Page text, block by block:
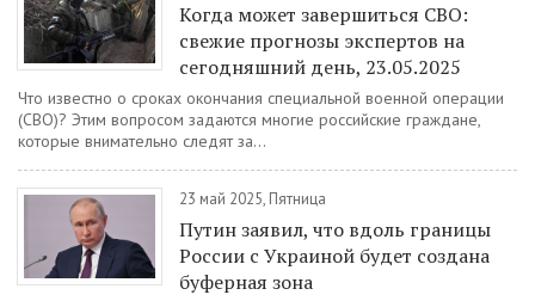
Когда может завершиться СВО:
свежие прогнозы экспертов на
сегодняшний день, 23.05.2025
Что известно о сроках окончания специальной военной операции
(СВО)? Этим вопросом задаются многие российские граждане,
которые внимательно следят за...
23 май 2025, Пятница
Путин заявил, что вдоль границы
России с Украиной будет создана
буферная зона